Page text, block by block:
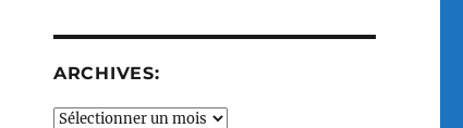
ARCHIVES:
Archives: